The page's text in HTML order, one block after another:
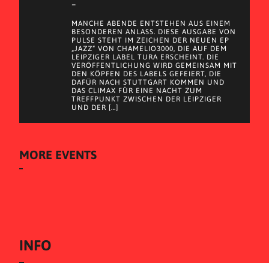
–
MANCHE ABENDE ENTSTEHEN AUS EINEM
BESONDEREN ANLASS. DIESE AUSGABE VON
PULSE STEHT IM ZEICHEN DER NEUEN EP
„JAZZ“ VON CHAMELIO3000, DIE AUF DEM
LEIPZIGER LABEL TURA ERSCHEINT. DIE
VERÖFFENTLICHUNG WIRD GEMEINSAM MIT
DEN KÖPFEN DES LABELS GEFEIERT, DIE
DAFÜR NACH STUTTGART KOMMEN UND
DAS CLIMAX FÜR EINE NACHT ZUM
TREFFPUNKT ZWISCHEN DER LEIPZIGER
UND DER […]
MORE EVENTS
INFO